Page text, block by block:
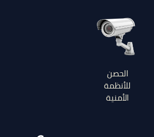
الحصن
للأنظمة
الأمنية